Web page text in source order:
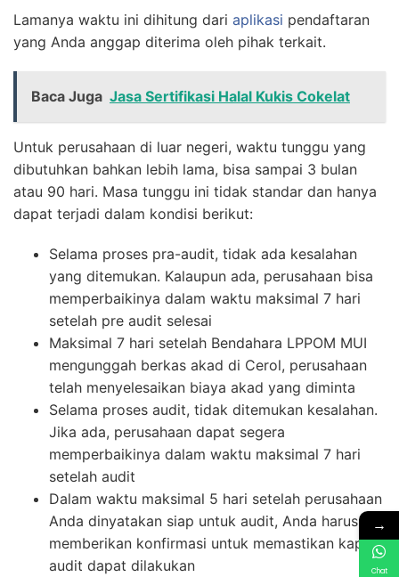
Lamanya waktu ini dihitung dari aplikasi pendaftaran
yang Anda anggap diterima oleh pihak terkait.
Baca Juga Jasa Sertifikasi Halal Kukis Cokelat
Untuk perusahaan di luar negeri, waktu tunggu yang
dibutuhkan bahkan lebih lama, bisa sampai 3 bulan
atau 90 hari. Masa tunggu ini tidak standar dan hanya
dapat terjadi dalam kondisi berikut:
Selama proses pra-audit, tidak ada kesalahan
yang ditemukan. Kalaupun ada, perusahaan bisa
memperbaikinya dalam waktu maksimal 7 hari
setelah pre audit selesai
Maksimal 7 hari setelah Bendahara LPPOM MUI
mengunggah berkas akad di Cerol, perusahaan
telah menyelesaikan biaya akad yang diminta
Selama proses audit, tidak ditemukan kesalahan.
Jika ada, perusahaan dapat segera
memperbaikinya dalam waktu maksimal 7 hari
setelah audit
Dalam waktu maksimal 5 hari setelah perusahaan
Anda dinyatakan siap untuk audit, Anda harus
memberikan konfirmasi untuk memastikan kapan
audit dapat dilakukan
→
Chat